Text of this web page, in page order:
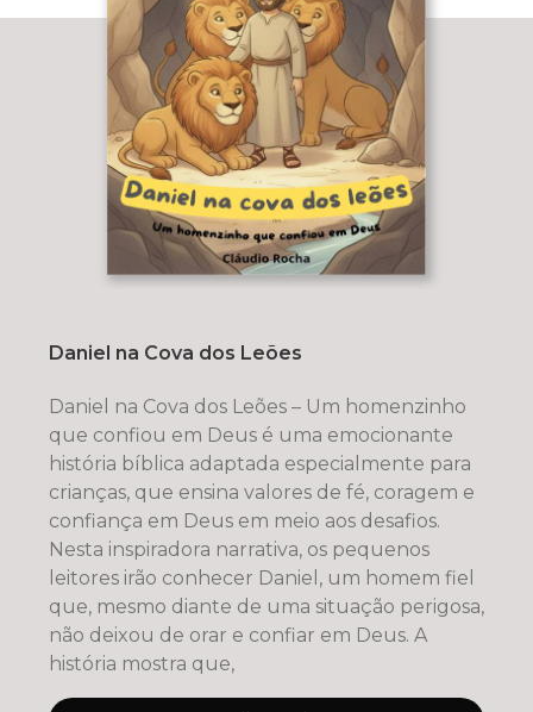
Daniel na Cova dos Leões
Daniel na Cova dos Leões – Um homenzinho
que confiou em Deus é uma emocionante
história bíblica adaptada especialmente para
crianças, que ensina valores de fé, coragem e
confiança em Deus em meio aos desafios.
Nesta inspiradora narrativa, os pequenos
leitores irão conhecer Daniel, um homem fiel
que, mesmo diante de uma situação perigosa,
não deixou de orar e confiar em Deus. A
história mostra que,